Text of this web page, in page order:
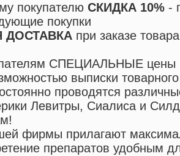
покупателю СКИДКА 10% -
покупки
ДОСТАВКА при заказе
СПЕЦИАЛЬНЫЕ цены
выписки
проводятся
Левитры, Сиалиса и
фирмы прилагают
препаратов удобным